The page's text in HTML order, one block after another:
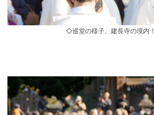
◇巡堂の様子、建長寺の境内！